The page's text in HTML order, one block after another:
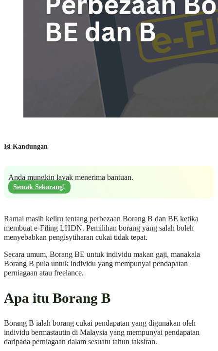
Isi Kandungan
Anda mungkin layak menerima bantuan.
Semak Sekarang!
Ramai masih keliru tentang perbezaan Borang B dan BE ketika
membuat e-Filing LHDN. Pemilihan borang yang salah boleh
menyebabkan pengisytiharan cukai tidak tepat.
Secara umum, Borang BE untuk individu makan gaji, manakala
Borang B pula untuk individu yang mempunyai pendapatan
perniagaan atau freelance.
Apa itu Borang B
Borang B ialah borang cukai pendapatan yang digunakan oleh
individu bermastautin di Malaysia yang mempunyai pendapatan
daripada perniagaan dalam sesuatu tahun taksiran.